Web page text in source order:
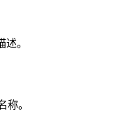
。
称。